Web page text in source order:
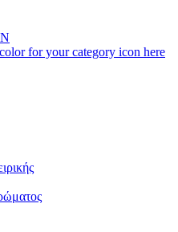
for your category icon here